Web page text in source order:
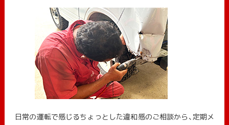
日常の運転で感じるちょっとした違和感のご相談から、定期メ